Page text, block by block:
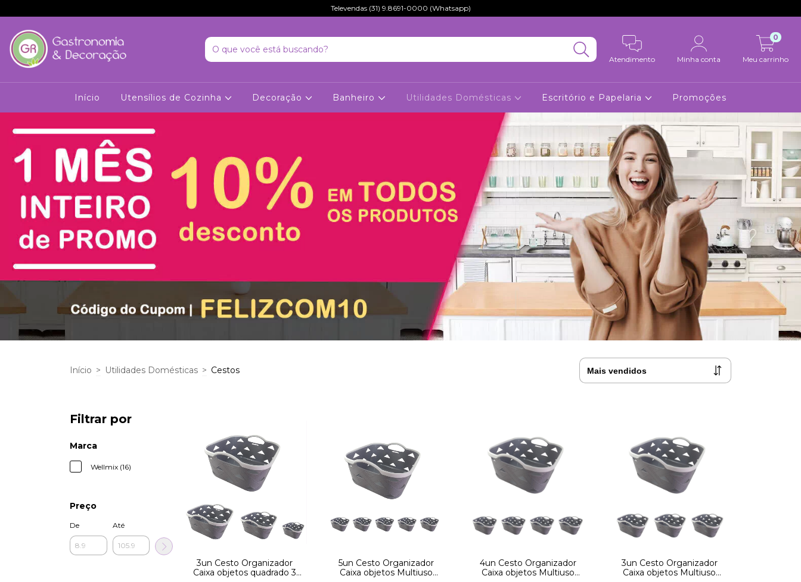
Televendas (31) 9.8691-0000 (Whatsapp)
Atendimento Minha conta Meu carrinho
0
Início Utensílios de Cozinha Decoração Banheiro Utilidades Domésticas Escritório e Papelaria Promoções
Início > Utilidades Domésticas > Cestos
Filtrar por
Marca
Wellmix (16)
Preço
De Até
3un Cesto Organizador
Caixa objetos quadrado 3
5un Cesto Organizador
Caixa objetos Multiuso
4un Cesto Organizador
Caixa objetos Multiuso
3un Cesto Organizador
Caixa objetos Multiuso